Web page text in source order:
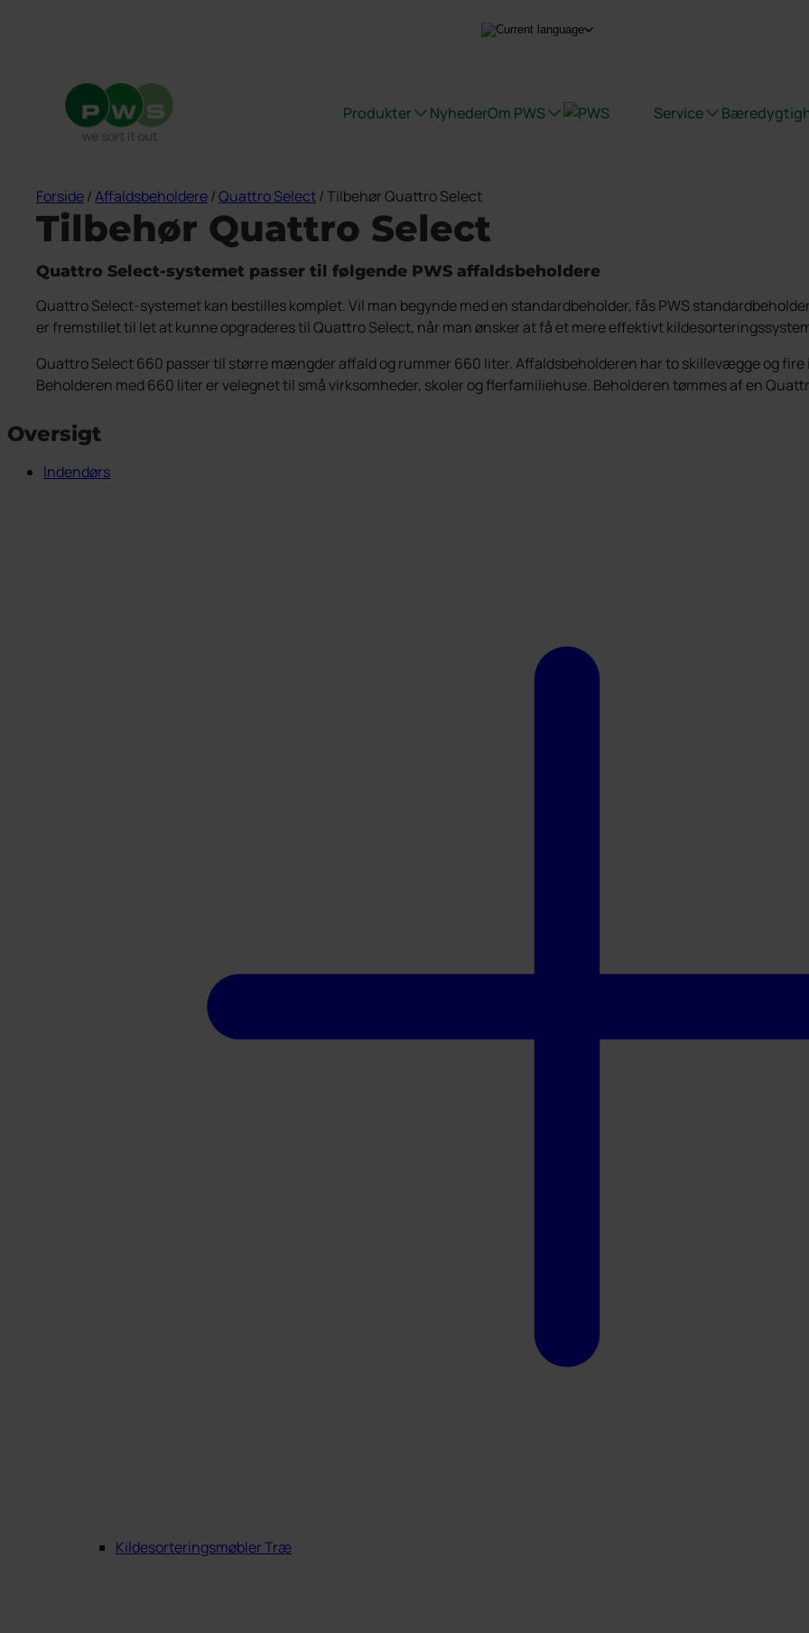
ProductsProdukter
Se alle produkter →
Indendørs
Affaldsbeholdere
Nedgravede
Papirkurve
Overjordiske
Farligt affald
Vask & service
Affaldsbeholdere
Bioaffald Bio Select
Duo Select
Underjordisk affaldssystem
Beholderskjul
Offentlige steder
NyhederOm PWS
PWS støtter Team Rynkeby
Uopfordret ansøgning
Certificeringer, kvalitet og ergonomi
Service
Cirkulær økonomi Vask af affaldsbeholdere
Fra affald til ressourcer Pure Colour
Forside/Affaldsbeholdere/Quattro Select/ Tilbehør Quattro Select
Tilbehør Quattro Select
Quattro Select-systemet passer til følgende PWS affaldsbeholdere
Quattro Select-systemet kan bestilles komplet. Vil man begynde med en standardbeholder, fås PWS
er fremstillet til let at kunne opgraderes til Quattro Select, når man ønsker at få et mere effektivt
Quattro Select 660 passer til større mængder affald og rummer 660 liter. Affaldsbeholderen har to skillevægge og
Beholderen med 660 liter er velegnet til små virksomheder, skoler og flerfamiliehuse. Beholderen tømmes af en
Oversigt
Indendørs
Kildesorteringsmøbler Træ